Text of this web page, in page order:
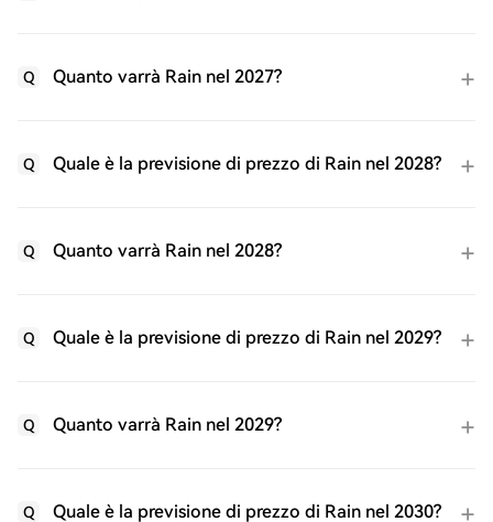
Q Quanto varrà Rain nel 2027?
Q Quale è la previsione di prezzo di Rain nel 2028?
Q Quanto varrà Rain nel 2028?
Q Quale è la previsione di prezzo di Rain nel 2029?
Q Quanto varrà Rain nel 2029?
Q Quale è la previsione di prezzo di Rain nel 2030?